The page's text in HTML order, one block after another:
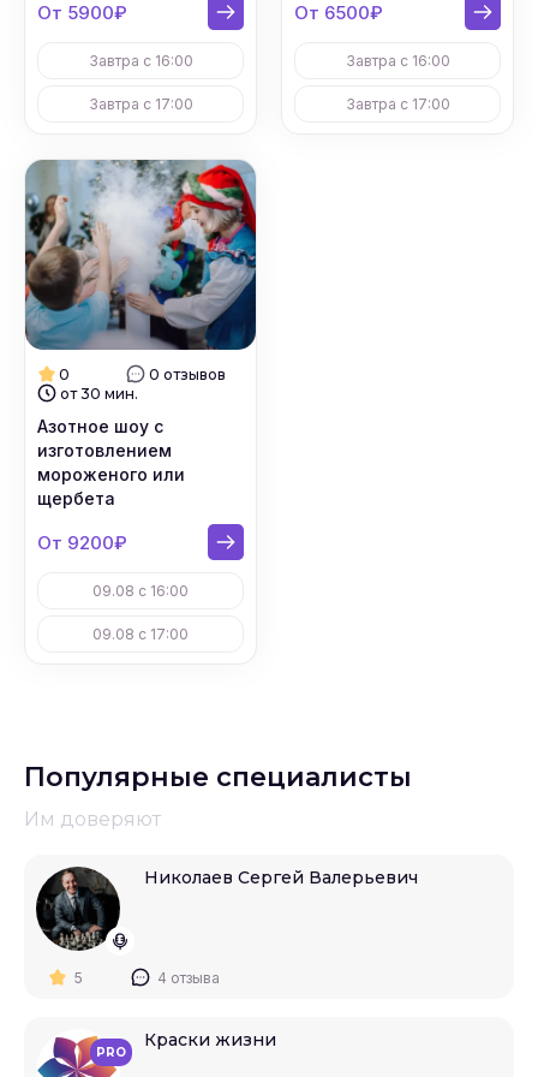
# Детские дни рождения на выезд
Детские дни рождения в клубе
# Выпускные
# Организация детского праздника
# Аренда кафе
От 5900₽
Завтра с 16:00
Завтра с 17:00
От 6500₽
Завтра с 16:00
Завтра с 17:00
0
0 отзывов
от 30 мин.
Азотное шоу с
изготовлением
мороженого или
щербета
От 9200₽
09.08 с 16:00
09.08 с 17:00
Популярные специалисты
Им доверяют
Николаев Сергей Валерьевич
5 4 отзыва
PRO
Краски жизни